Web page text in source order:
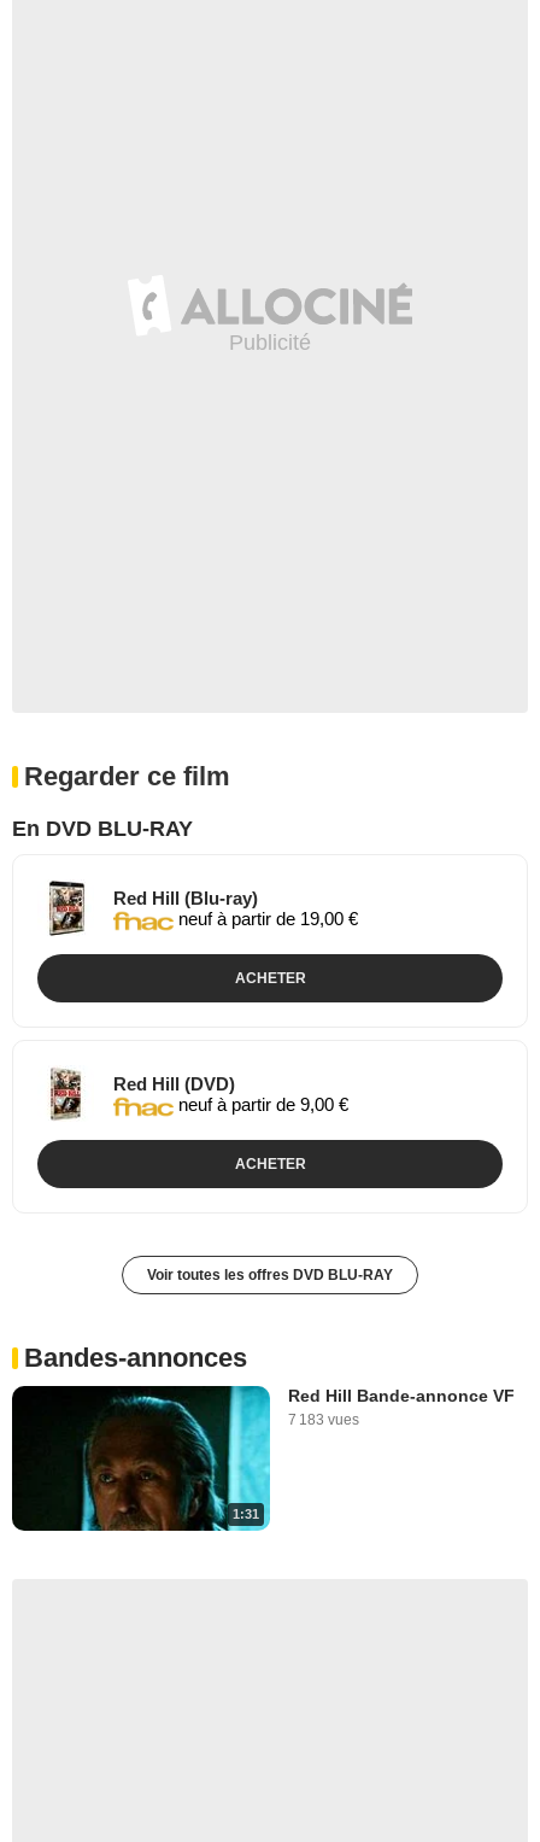
Regarder ce film
En DVD BLU-RAY
Red Hill (Blu-ray)
neuf à partir de 19,00 €
ACHETER
Red Hill (DVD)
neuf à partir de 9,00 €
ACHETER
Voir toutes les offres DVD BLU-RAY
Bandes-annonces
1:31
Red Hill Bande-annonce VF
7 183 vues